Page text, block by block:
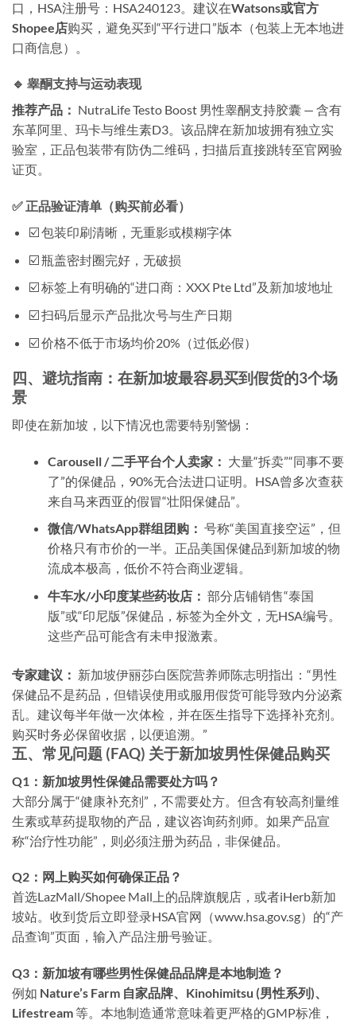
口，HSA注册号：HSA240123。建议在Watsons或官方
Shopee店购买，避免买到“平行进口”版本（包装上无本地进
口商信息）。
🔹 睾酮支持与运动表现
推荐产品： NutraLife Testo Boost 男性睾酮支持胶囊 — 含有
东革阿里、玛卡与维生素D3。该品牌在新加坡拥有独立实
验室，正品包装带有防伪二维码，扫描后直接跳转至官网验
证页。
✅ 正品验证清单（购买前必看）
☑️ 包装印刷清晰，无重影或模糊字体
☑️ 瓶盖密封圈完好，无破损
☑️ 标签上有明确的“进口商：XXX Pte Ltd”及新加坡地址
☑️ 扫码后显示产品批次号与生产日期
☑️ 价格不低于市场均价20%（过低必假）
四、避坑指南：在新加坡最容易买到假货的3个场
景
即使在新加坡，以下情况也需要特别警惕：
Carousell / 二手平台个人卖家： 大量“拆卖”“同事不要
了”的保健品，90%无合法进口证明。HSA曾多次查获
来自马来西亚的假冒“壮阳保健品”。
微信/WhatsApp群组团购： 号称“美国直接空运”，但
价格只有市价的一半。正品美国保健品到新加坡的物
流成本极高，低价不符合商业逻辑。
牛车水/小印度某些药妆店： 部分店铺销售“泰国
版”或“印尼版”保健品，标签为全外文，无HSA编号。
这些产品可能含有未申报激素。
专家建议： 新加坡伊丽莎白医院营养师陈志明指出：“男性
保健品不是药品，但错误使用或服用假货可能导致内分泌紊
乱。建议每半年做一次体检，并在医生指导下选择补充剂。
购买时务必保留收据，以便追溯。”
五、常见问题 (FAQ) 关于新加坡男性保健品购买
Q1：新加坡男性保健品需要处方吗？
大部分属于“健康补充剂”，不需要处方。但含有较高剂量维
生素或草药提取物的产品，建议咨询药剂师。如果产品宣
称“治疗性功能”，则必须注册为药品，非保健品。
Q2：网上购买如何确保正品？
首选LazMall/Shopee Mall上的品牌旗舰店，或者iHerb新加
坡站。收到货后立即登录HSA官网（www.hsa.gov.sg）的“产
品查询”页面，输入产品注册号验证。
Q3：新加坡有哪些男性保健品品牌是本地制造？
例如 Nature’s Farm 自家品牌、Kinohimitsu (男性系列)、
Lifestream 等。本地制造通常意味着更严格的GMP标准，